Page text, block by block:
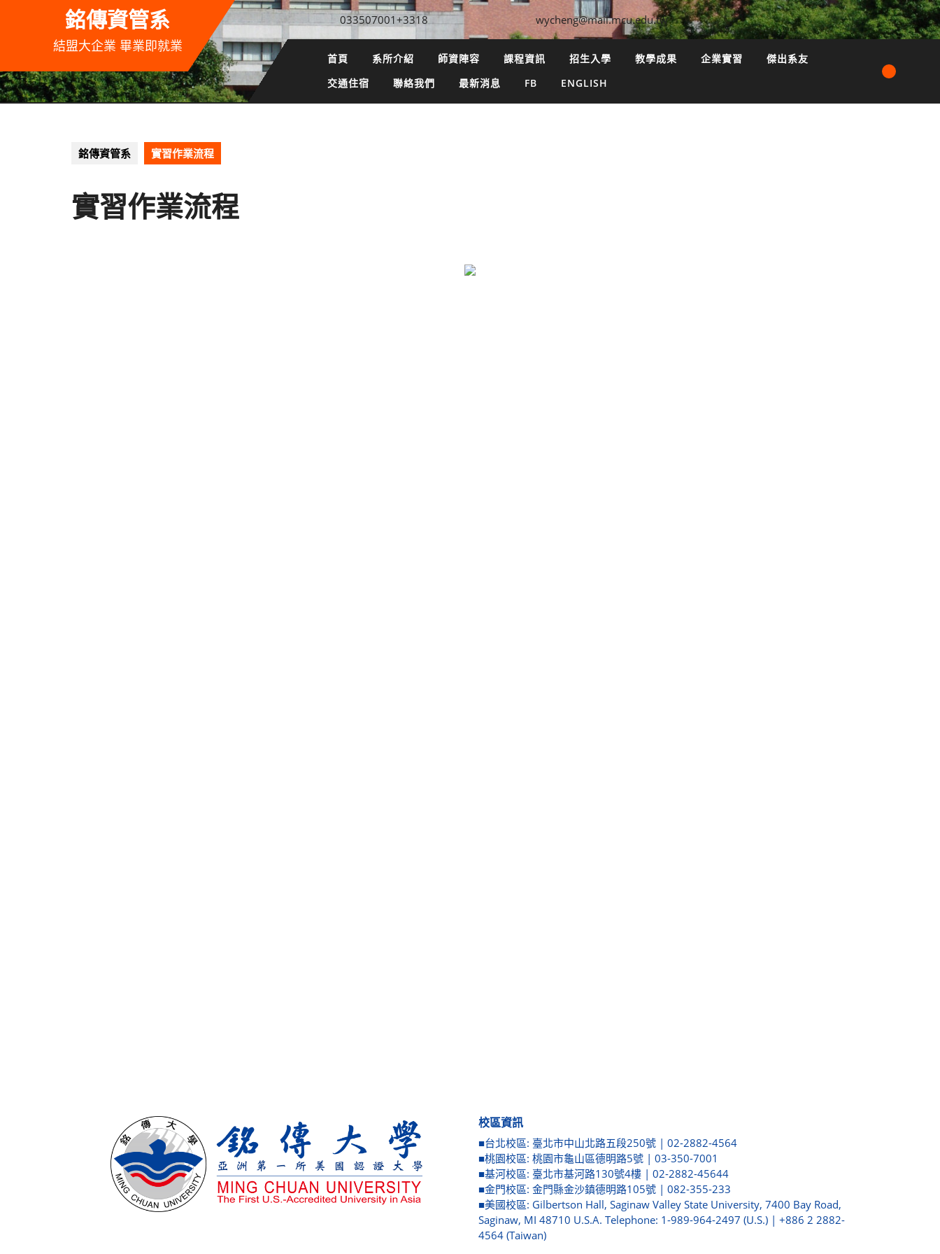
銘傳資管系
結盟大企業 畢業即就業
033507001+3318 wycheng@mail.mcu.edu.tw
首頁 系所介紹 師資陣容 課程資訊 招生入學 教學成果 企業實習
傑出系友
交通住宿
聯絡我們 最新消息 FB ENGLISH
銘傳資管系 實習作業流程
實習作業流程
校區資訊
■台北校區: 臺北市中山北路五段250號 | 02-2882-4564
■桃園校區: 桃園市龜山區德明路5號 | 03-350-7001
■基河校區: 臺北市基河路130號4樓 | 02-2882-45644
■金門校區: 金門縣金沙鎮德明路105號 | 082-355-233
■美國校區: Gilbertson Hall, Saginaw Valley State University, 7400 Bay Road,
Saginaw, MI 48710 U.S.A. Telephone: 1-989-964-2497 (U.S.) | +886 2 2882-
4564 (Taiwan)